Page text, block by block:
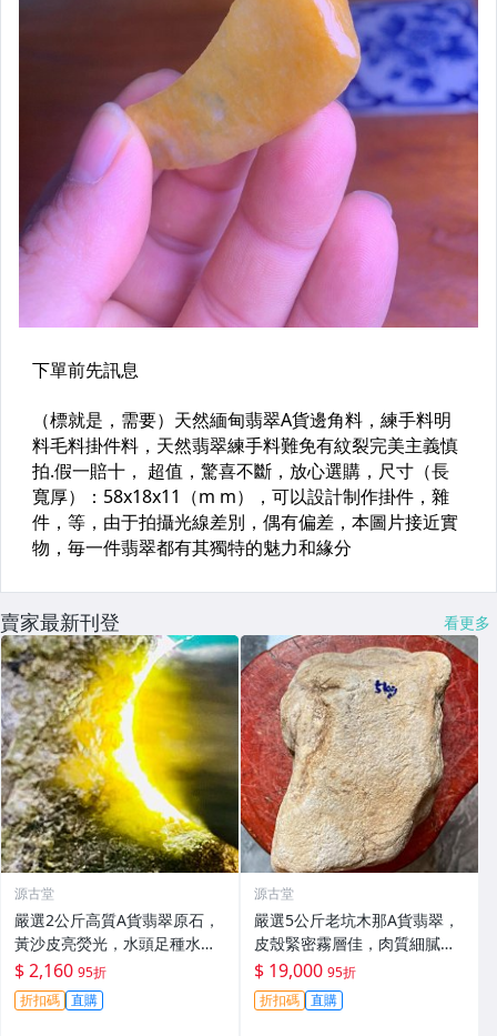
賣家最新刊登 看更多
源古堂
嚴選2公斤高質A貨翡翠原石，
黃沙皮亮熒光，水頭足種水佳
手鏈原料 玉石收藏 會卡玉
$ 2,160 95折
折扣碼 直購
源古堂
嚴選5公斤老坑木那A貨翡翠，
皮殼緊密霧層佳，肉質細膩足
料優質，適合打造手鐲收藏精
品。 A貨翡翠 玉石 手鐲
$ 19,000 95折
折扣碼 直購